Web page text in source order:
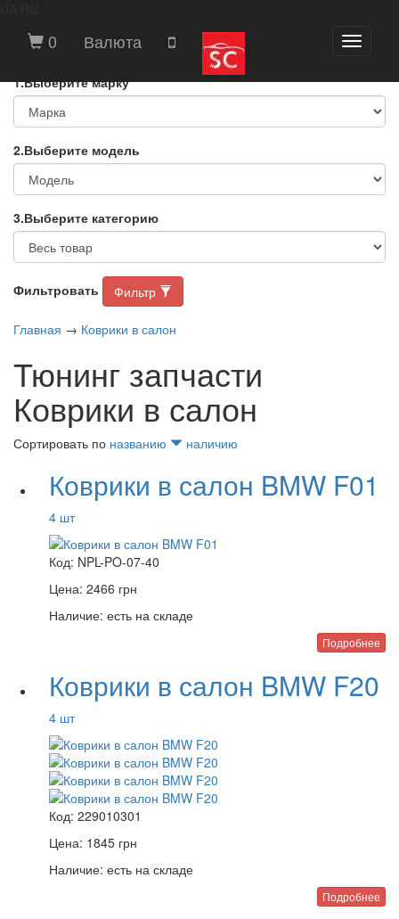
Toggle
0 Валюта
ВЫБЕРИТЕ МАРКУ И МОДЕЛЬ
АВТОМОБИЛЯ
1.Выберите марку
2.Выберите модель
3.Выберите категорию
Фильтровать Фильтр
Главная → Коврики в салон
Тюнинг запчасти
Коврики в салон
Сортировать по названию наличию
Коврики в салон BMW F01
4 шт
Код: NPL-PO-07-40
Цена: 2466 грн
Наличие: есть на складе
Подробнее
Коврики в салон BMW F20
4 шт
Код: 229010301
Цена: 1845 грн
Наличие: есть на складе
Подробнее